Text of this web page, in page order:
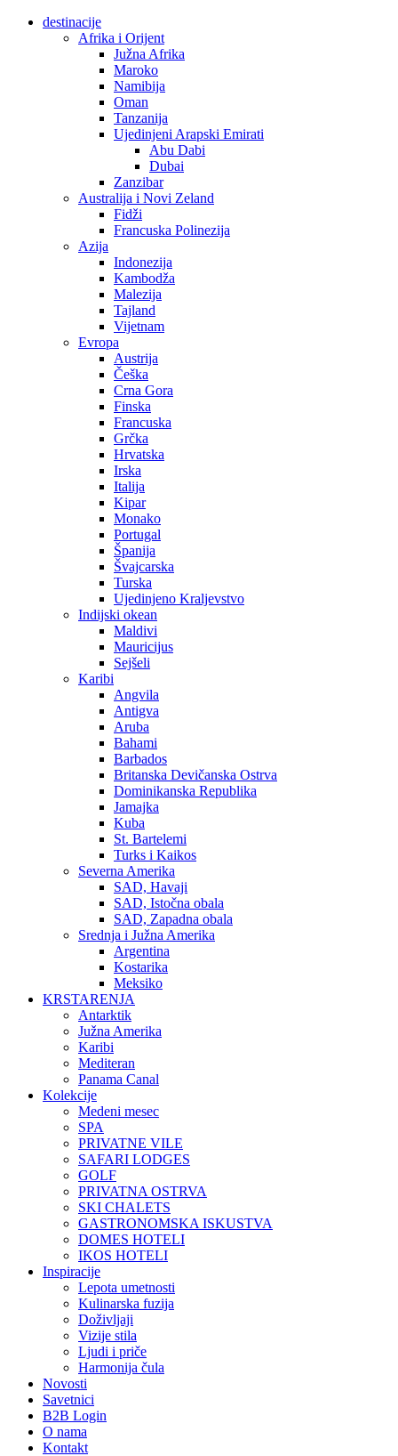
destinacije
Afrika i Orijent
Južna Afrika
Maroko
Namibija
Oman
Tanzanija
Ujedinjeni Arapski Emirati
Abu Dabi
Dubai
Zanzibar
Australija i Novi Zeland
Fidži
Francuska Polinezija
Azija
Indonezija
Kambodža
Malezija
Tajland
Vijetnam
Evropa
Austrija
Češka
Crna Gora
Finska
Francuska
Grčka
Hrvatska
Irska
Italija
Kipar
Monako
Portugal
Španija
Švajcarska
Turska
Ujedinjeno Kraljevstvo
Indijski okean
Maldivi
Mauricijus
Sejšeli
Karibi
Angvila
Antigva
Aruba
Bahami
Barbados
Britanska Devičanska Ostrva
Dominikanska Republika
Jamajka
Kuba
St. Bartelemi
Turks i Kaikos
Severna Amerika
SAD, Havaji
SAD, Istočna obala
SAD, Zapadna obala
Srednja i Južna Amerika
Argentina
Kostarika
Meksiko
KRSTARENJA
Antarktik
Južna Amerika
Karibi
Mediteran
Panama Canal
Kolekcije
Medeni mesec
SPA
PRIVATNE VILE
SAFARI LODGES
GOLF
PRIVATNA OSTRVA
SKI CHALETS
GASTRONOMSKA ISKUSTVA
DOMES HOTELI
IKOS HOTELI
Inspiracije
Lepota umetnosti
Kulinarska fuzija
Doživljaji
Vizije stila
Ljudi i priče
Harmonija čula
Novosti
Savetnici
B2B Login
O nama
Kontakt